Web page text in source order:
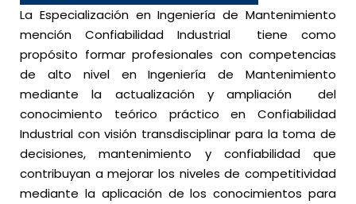
La Especialización en Ingeniería de Mantenimiento
mención Confiabilidad Industrial tiene como
propósito formar profesionales con competencias
de alto nivel en Ingeniería de Mantenimiento
mediante la actualización y ampliación del
conocimiento teórico práctico en Confiabilidad
Industrial con visión transdisciplinar para la toma de
decisiones, mantenimiento y confiabilidad que
contribuyan a mejorar los niveles de competitividad
mediante la aplicación de los conocimientos para